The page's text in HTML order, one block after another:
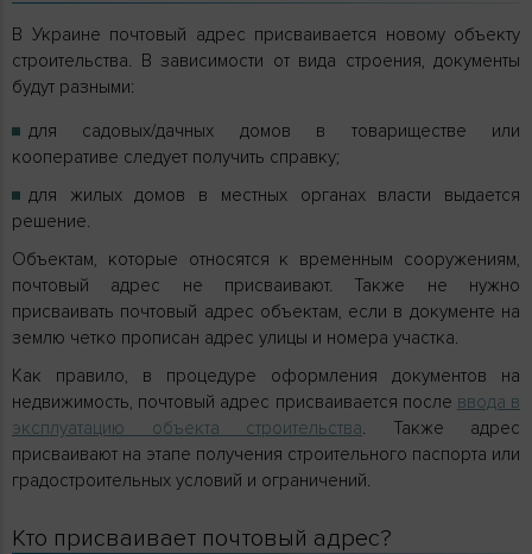
В Украине почтовый адрес присваивается новому объекту
строительства. В зависимости от вида строения, документы
будут разными:
для садовых/дачных домов в товариществе или
кооперативе следует получить справку;
для жилых домов в местных органах власти выдается
решение.
Объектам, которые относятся к временным сооружениям,
почтовый адрес не присваивают. Также не нужно
присваивать почтовый адрес объектам, если в документе на
землю четко прописан адрес улицы и номера участка.
Как правило, в процедуре оформления документов на
недвижимость, почтовый адрес присваивается после ввода в
эксплуатацию объекта строительства. Также адрес
присваивают на этапе получения строительного паспорта или
градостроительных условий и ограничений.
Кто присваивает почтовый адрес?